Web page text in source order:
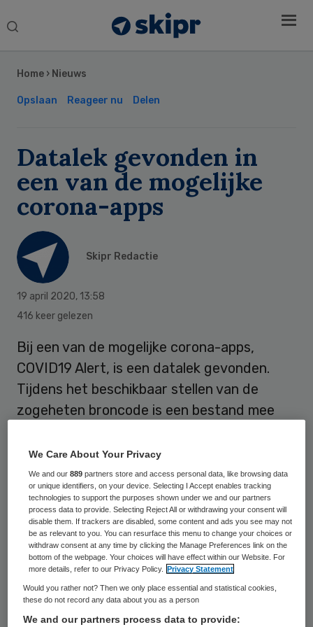
Search
Home › Nieuws
Opslaan Reageer nu Delen
Datalek gevonden in
een van de mogelijke
corona-apps
Skipr Redactie
19 april 2020, 13:58
416 keer gelezen
Bij een van de mogelijke corona-apps,
COVID19 Alert, is een datalek gevonden.
Tijdens het beschikbaar stellen van de
zogeheten broncode is een bestand mee
tweehonderd namen, mailadressen en
versleutelde wachtwoorden, bevestigt
Sander de Vries, een van de initiators, een
bericht hierover bij RTL Nieuws.
De gegevens zijn afkomstig uit een ander
project en zijn volgens hem vanwege de
druk om de code snel openbaar te maken,
Sidebar
We Care About Your Privacy
We and our889 partners store and access personal data, like browsing data
or unique identifiers, on your device. Selecting I Accept enables tracking
technologies to support the purposes shown under we and our partners
process data to provide. Selecting Reject All or withdrawing your consent will
disable them. If trackers are disabled, some content and ads you see may not
be as relevant to you. You can resurface this menu to change your choices or
withdraw consent at any time by clicking the Manage Preferences link on the
bottom of the webpage. Your choices will have effect within our Website. For
more details, refer to our Privacy Policy.
Privacy Statement
Would you rather not? Then we only place essential and statistical cookies,
these do not record any data about you as a person
We and our partners process data to provide: